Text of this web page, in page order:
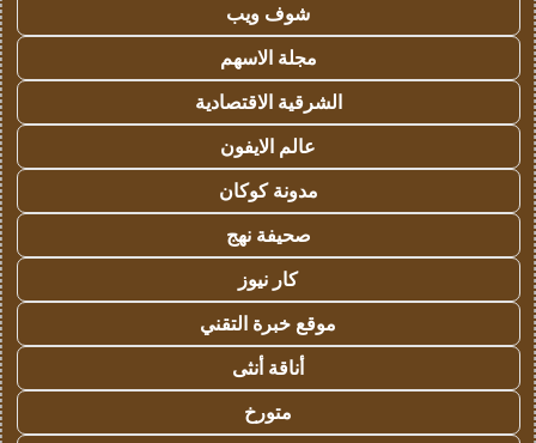
شوف ويب
مجلة الاسهم
الشرقية الاقتصادية
عالم الايفون
مدونة كوكان
صحيفة نهج
كار نيوز
موقع خبرة التقني
أناقة أنثى
متورخ